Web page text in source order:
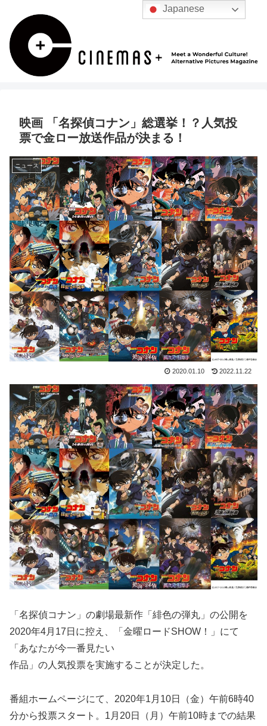
映画 「名探偵コナン」総選挙！？人気投
票で金ロー放送作品が決まる！
ニュース
2020.01.10 2022.11.22
「名探偵コナン」の劇場最新作「緋色の弾丸」の公開を
2020年4月17日に控え、「金曜ロードSHOW！」にて
「あなたが今一番見たい
作品」の人気投票を実施することが決定した。
番組ホームページにて、2020年1月10日（金）午前6時40
分から投票スタート。1月20日（月）午前10時までの結果
Japanese